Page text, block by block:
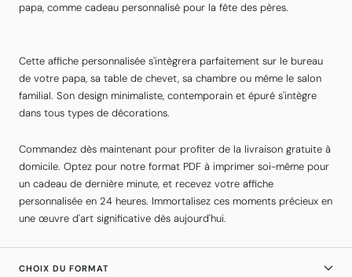
papa, comme cadeau personnalisé pour la fête des pères.
Cette affiche personnalisée s'intègrera parfaitement sur le bureau
de votre papa, sa table de chevet, sa chambre ou même le salon
familial. Son design minimaliste, contemporain et épuré s'intègre
dans tous types de décorations.
Commandez dès maintenant pour profiter de la livraison gratuite à
domicile. Optez pour notre format PDF à imprimer soi-même pour
un cadeau de dernière minute, et recevez votre affiche
personnalisée en 24 heures. Immortalisez ces moments précieux en
une œuvre d'art significative dès aujourd'hui.
CHOIX DU FORMAT